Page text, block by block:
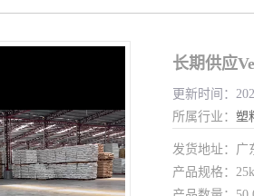
长期供应
更新时间：
所属行业： 塑
发货地址：广
产品规格：